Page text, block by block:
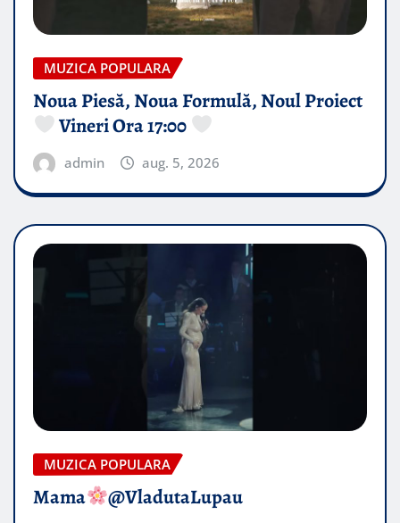
MUZICA POPULARA
Noua Piesă, Noua Formulă, Noul Proiect
Vineri Ora 17:00
admin aug. 5, 2026
MUZICA POPULARA
Mama @VladutaLupau